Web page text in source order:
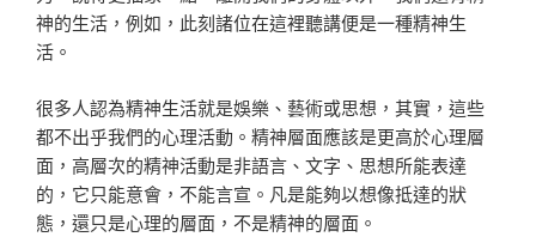
神的生活，例如，此刻諸位在這裡聽講便是一種精神生
活。
很多人認為精神生活就是娛樂、藝術或思想，其實，這些
都不出乎我們的心理活動。精神層面應該是更高於心理層
面，高層次的精神活動是非語言、文字、思想所能表達
的，它只能意會，不能言宣。凡是能夠以想像抵達的狀
態，還只是心理的層面，不是精神的層面。